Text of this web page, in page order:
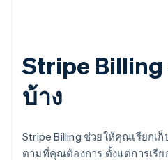
Stripe Billing
บ้าง
Stripe Billing ช่วยให้คุณเรียกเ
ตามที่คุณต้องการ ตั้งแต่การเรี